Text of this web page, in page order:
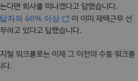
다면 회사를 떠나겠다고 답했습니다.
자의 60% 이상
이 이미 재택근무 선
하고 있다고 답했습니다.
털 워크플로는 이제 그 이전의 수동 워크플
다.